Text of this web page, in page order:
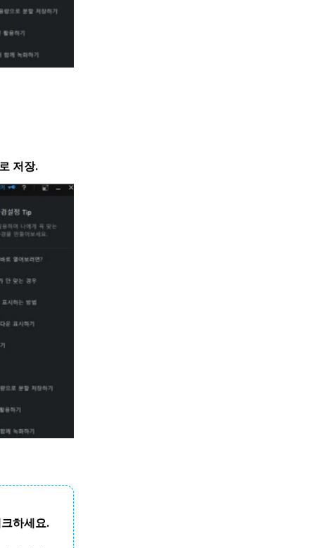
저장.
하세요.